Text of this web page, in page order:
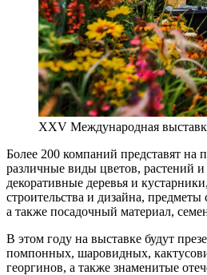
XXV Международная
Более 200 компаний представят на
различные виды цветов, растений
декоративные деревья и
строительства и дизайна,
а также посадочный материал,
В этом году на выставке будут
помпонных, шаровидных,
георгинов, а также знаменитые